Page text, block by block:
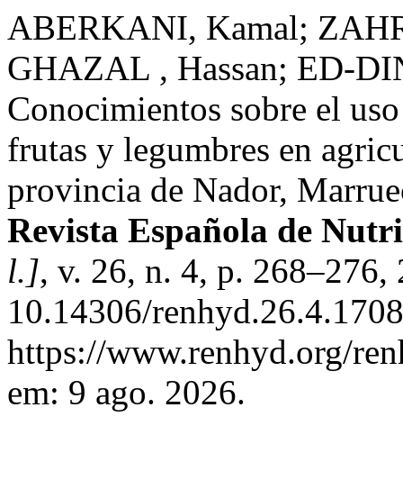
ABERKANI, Kamal;
GHAZAL , Hassan; ED-
Conocimientos sobre el
frutas y legumbres en
provincia de Nador,
Revista Española de
l.], v. 26, n. 4, p.
10.14306/
https://www.renhyd.org/
em: 9 ago. 2026.